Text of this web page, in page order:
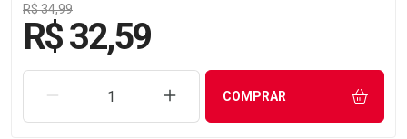
R$ 34,99
R$ 32,59
REMOVER UMA UNIDADEAUMENTAR UMA UNIDADE
COMPRAR